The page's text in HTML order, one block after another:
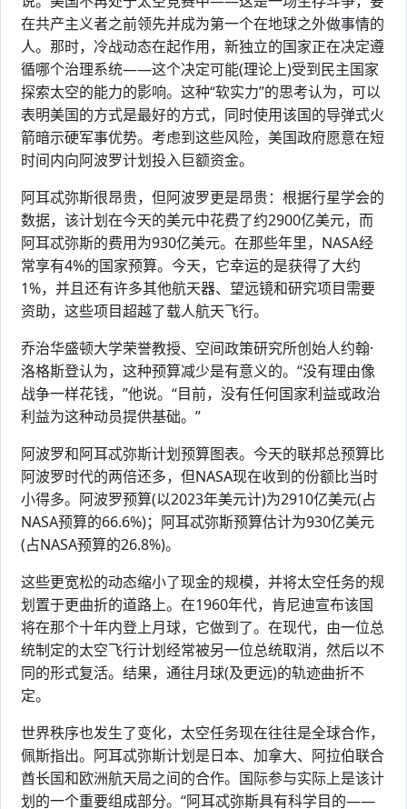
在共产主义者之前领先并成为第一个在地球之外做事情的
人。那时，冷战动态在起作用，新独立的国家正在决定遵
循哪个治理系统——这个决定可能(理论上)受到民主国家
探索太空的能力的影响。这种“软实力”的思考认为，可以
表明美国的方式是最好的方式，同时使用该国的导弹式火
箭暗示硬军事优势。考虑到这些风险，美国政府愿意在短
时间内向阿波罗计划投入巨额资金。
阿耳忒弥斯很昂贵，但阿波罗更是昂贵：根据行星学会的
数据，该计划在今天的美元中花费了约2900亿美元，而
阿耳忒弥斯的费用为930亿美元。在那些年里，NASA经
常享有4%的国家预算。今天，它幸运的是获得了大约
1%，并且还有许多其他航天器、望远镜和研究项目需要
资助，这些项目超越了载人航天飞行。
乔治华盛顿大学荣誉教授、空间政策研究所创始人约翰·
洛格斯登认为，这种预算减少是有意义的。“没有理由像
战争一样花钱，”他说。“目前，没有任何国家利益或政治
利益为这种动员提供基础。”
阿波罗和阿耳忒弥斯计划预算图表。今天的联邦总预算比
阿波罗时代的两倍还多，但NASA现在收到的份额比当时
小得多。阿波罗预算(以2023年美元计)为2910亿美元(占
NASA预算的66.6%)；阿耳忒弥斯预算估计为930亿美元
(占NASA预算的26.8%)。
这些更宽松的动态缩小了现金的规模，并将太空任务的规
划置于更曲折的道路上。在1960年代，肯尼迪宣布该国
将在那个十年内登上月球，它做到了。在现代，由一位总
统制定的太空飞行计划经常被另一位总统取消，然后以不
同的形式复活。结果，通往月球(及更远)的轨迹曲折不
定。
世界秩序也发生了变化，太空任务现在往往是全球合作，
佩斯指出。阿耳忒弥斯计划是日本、加拿大、阿拉伯联合
酋长国和欧洲航天局之间的合作。国际参与实际上是该计
划的一个重要组成部分。“阿耳忒弥斯具有科学目的——